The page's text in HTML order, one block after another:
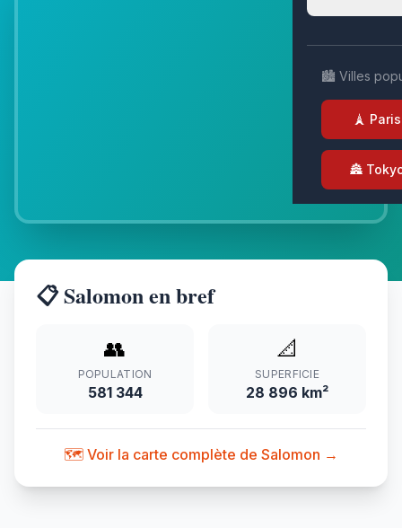
🏙️ Villes
🗼 Paris
🏯
📋 Salomon en bref
👥
POPULATION
581 344
📐
SUPERFICIE
28 896 km²
🗺️ Voir la carte complète de Salomon →